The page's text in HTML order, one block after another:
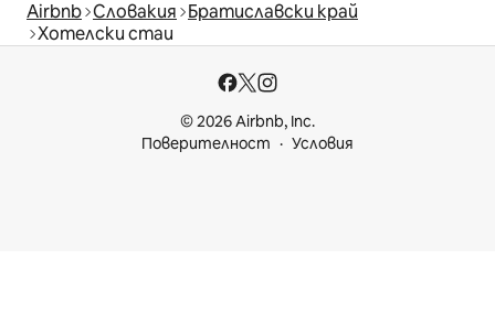
Airbnb Словакия Братиславски край
Хотелски стаи
© 2026 Airbnb, Inc.
Поверителност
Условия